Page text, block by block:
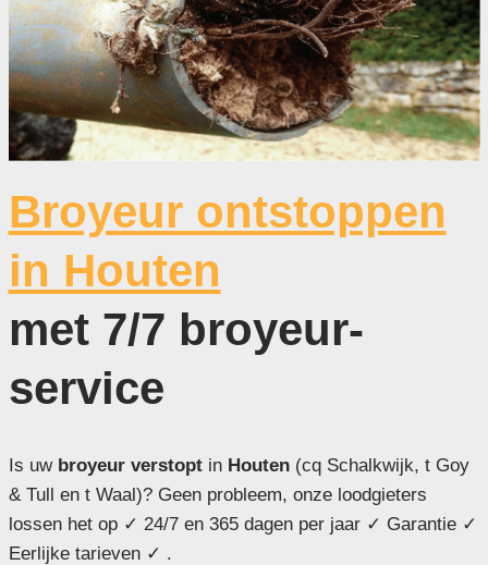
Broyeur ontstoppen
in Houten
met 7/7 broyeur-
service
Is uwbroyeur verstoptin Houten(cq Schalkwijk, t Goy
& Tull en t Waal)? Geen probleem, onze loodgieters
lossen het op ✓ 24/7 en 365 dagen per jaar ✓ Garantie ✓
Eerlijke tarieven ✓ .